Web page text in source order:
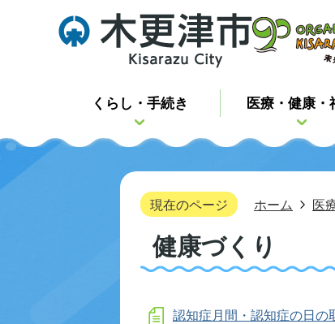
くらし・手続き 医療・健康・
現在のページ ホーム 医
健康づくり
認知症月間・認知症の日の